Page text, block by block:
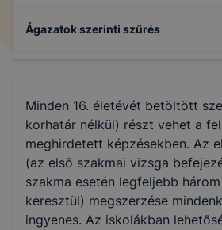
Ágazatok szerinti szűrés
Gazdálkodás és menedzsment
Szociális
Minden 16. életévét betöltött
korhatár nélkül) részt vehet a
meghirdetett képzésekben. Az
(az első szakmai vizsga
szakma esetén legfeljebb
keresztül) megszerzése
ingyenes. Az iskolákban